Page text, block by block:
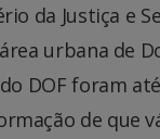
da Justiça e
urbana de
DOF foram
de que